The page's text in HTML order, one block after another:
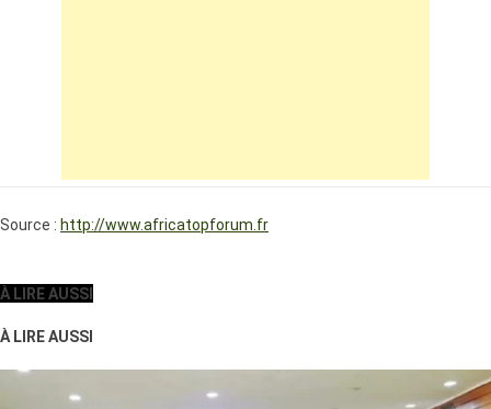
Source : http://www.africatopforum.fr
À LIRE AUSSI
À LIRE AUSSI